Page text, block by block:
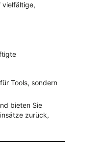
vielfältige,
Tools, sondern
bieten Sie
zurück,